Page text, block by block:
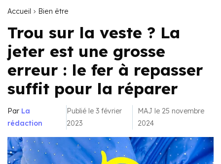
Accueil Bien être
Trou sur la veste ? La
jeter est une grosse
erreur : le fer à repasser
suffit pour la réparer
Par La
rédaction
Publié le 3 février
2023
MAJ le 25 novembre
2024